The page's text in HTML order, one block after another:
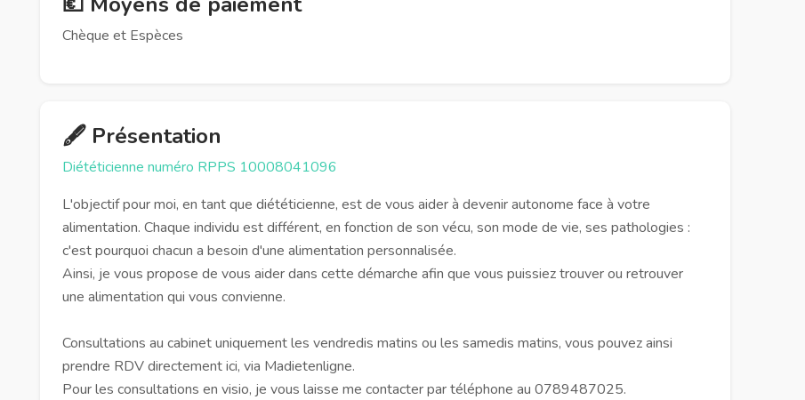
Chèque et Espèces
🖋️ Présentation
Diététicienne numéro RPPS 10008041096
L'objectif pour moi, en tant que diététicienne, est de vous aider à devenir autonome face à votre
alimentation. Chaque individu est différent, en fonction de son vécu, son mode de vie, ses pathologies :
c'est pourquoi chacun a besoin d'une alimentation personnalisée.
Ainsi, je vous propose de vous aider dans cette démarche afin que vous puissiez trouver ou retrouver
une alimentation qui vous convienne.
Consultations au cabinet uniquement les vendredis matins ou les samedis matins, vous pouvez ainsi
prendre RDV directement ici, via Madietenligne.
Pour les consultations en visio, je vous laisse me contacter par téléphone au 0789487025.